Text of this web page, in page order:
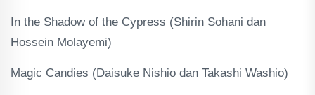
In the Shadow of the Cypress (Shirin Sohani dan
Hossein Molayemi)
Magic Candies (Daisuke Nishio dan Takashi Washio)